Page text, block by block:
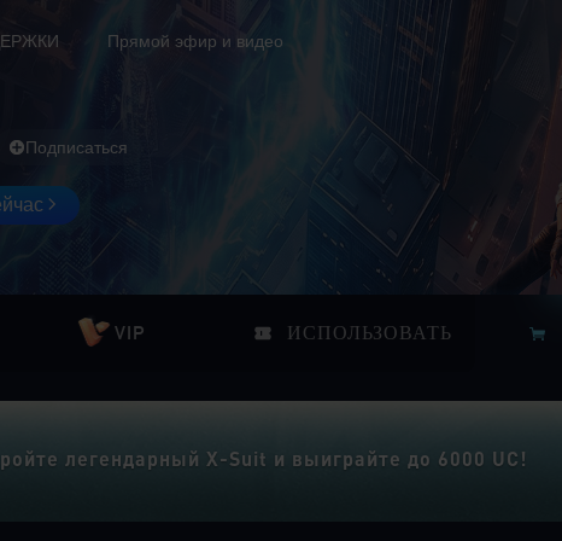
Прямой эфир и видео
Подписаться
VIP ИСПОЛЬЗОВАТЬ
легендарный X-Suit и выиграйте до 6000 UC!